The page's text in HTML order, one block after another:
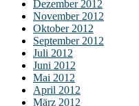
Dezember 2012
November 2012
Oktober 2012
September 2012
Juli 2012
Juni 2012
Mai 2012
April 2012
März 2012